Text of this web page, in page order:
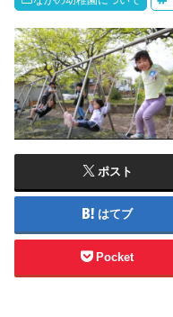
ポスト
はてブ
Pocket